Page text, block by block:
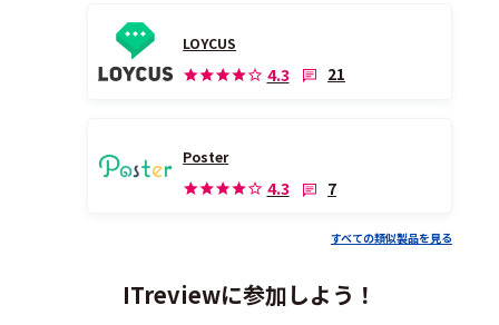
LOYCUS
4.3 21
Poster
4.3 7
すべての類似製品を見る
ITreviewに参加しよう！